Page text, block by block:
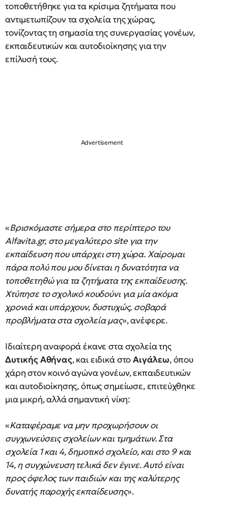
τοποθετήθηκε για τα κρίσιμα ζητήματα που
αντιμετωπίζουν τα σχολεία της χώρας,
τονίζοντας τη σημασία της συνεργασίας γονέων,
εκπαιδευτικών και αυτοδιοίκησης για την
επίλυσή τους.
«Βρισκόμαστε σήμερα στο περίπτερο του
Alfavita.gr, στο μεγαλύτερο site για την
εκπαίδευση που υπάρχει στη χώρα. Χαίρομαι
πάρα πολύ που μου δίνεται η δυνατότητα να
τοποθετηθώ για τα ζητήματα της εκπαίδευσης.
Χτύπησε το σχολικό κουδούνι για μία ακόμα
χρονιά και υπάρχουν, δυστυχώς, σοβαρά
προβλήματα στα σχολεία μας», ανέφερε.
Ιδιαίτερη αναφορά έκανε στα σχολεία της
Δυτικής Αθήνας, και ειδικά στοΑιγάλεω, όπου
χάρη στον κοινό αγώνα γονέων, εκπαιδευτικών
και αυτοδιοίκησης, όπως σημείωσε, επιτεύχθηκε
μια μικρή, αλλά σημαντική νίκη:
«Καταφέραμε να μην προχωρήσουν οι
συγχωνεύσεις σχολείων και τμημάτων. Στα
σχολεία 1 και 4, δημοτικό σχολείο, και στο 9 και
14, η συγχώνευση τελικά δεν έγινε. Αυτό είναι
προς όφελος των παιδιών και της καλύτερης
δυνατής παροχής εκπαίδευσης».